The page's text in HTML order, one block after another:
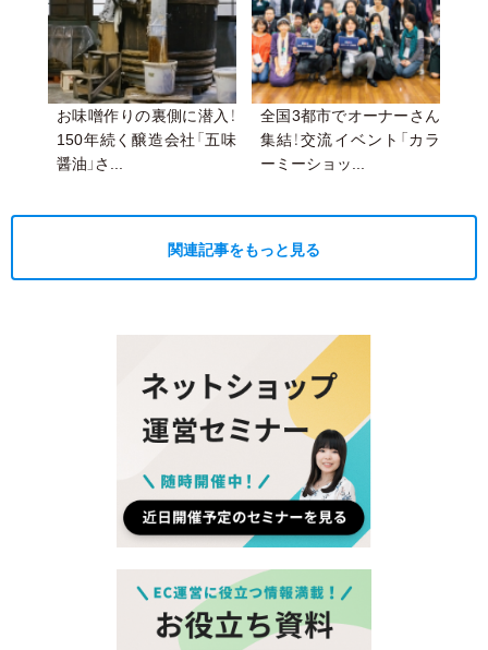
お味噌作りの裏側に潜入！
150年続く醸造会社「五味
醤油」さ...
全国3都市でオーナーさん
集結！交流イベント「カラ
ーミーショッ...
関連記事をもっと見る